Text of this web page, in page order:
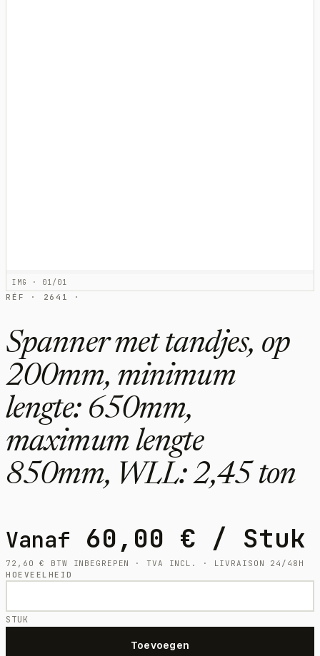
IMG · 01/01
RÉF · 2641 ·
Spanner met tandjes, op
200mm, minimum
lengte: 650mm,
maximum lengte
850mm, WLL: 2,45 ton
Vanaf 60,00 € / Stuk
72,60€
BTW INBEGREPEN · TVA INCL. · LIVRAISON 24/48H
HOEVEELHEID
STUK